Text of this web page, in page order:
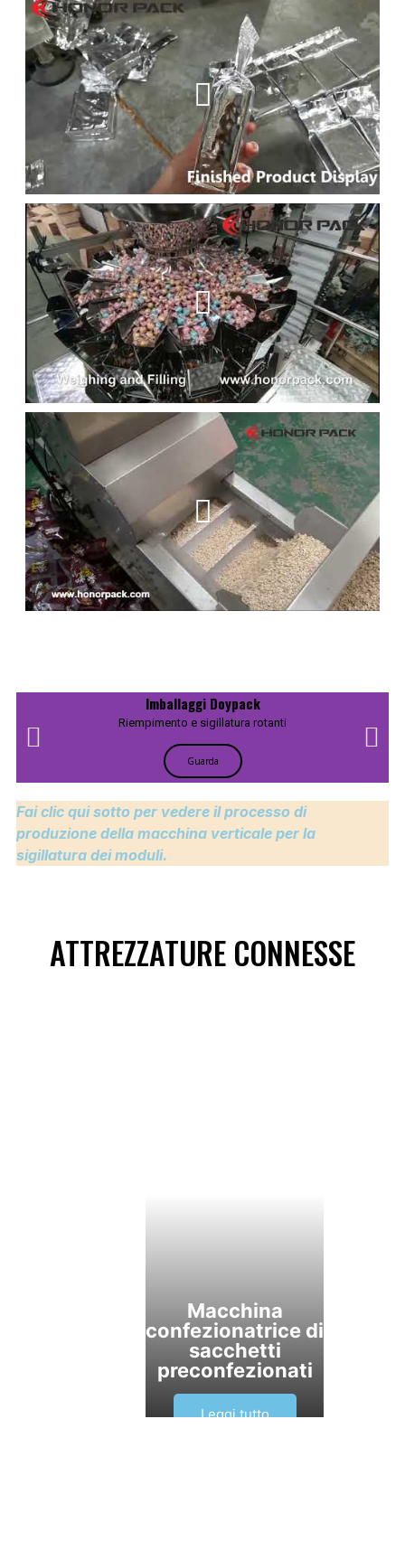
Imballaggi Doypack
Riempimento e sigillatura rotanti
Guarda
Fai clic qui sotto per vedere il processo di
produzione della macchina verticale per la
sigillatura dei moduli.
ATTREZZATURE CONNESSE
Macchina
confezionatrice di
sacchetti
preconfezionati
Leggi tutto